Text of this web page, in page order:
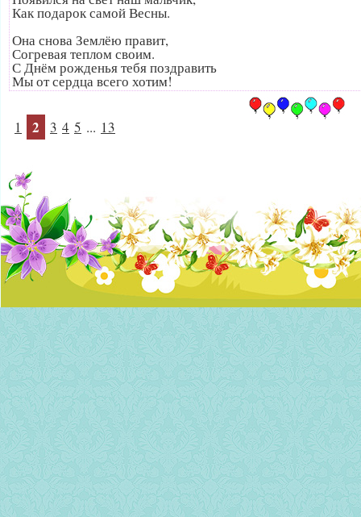
Как подарок самой Весны.
Она снова Землёю правит,
Согревая теплом своим.
С Днём рожденья тебя поздравить
Мы от сердца всего хотим!
1 2 3 4 5 ... 13